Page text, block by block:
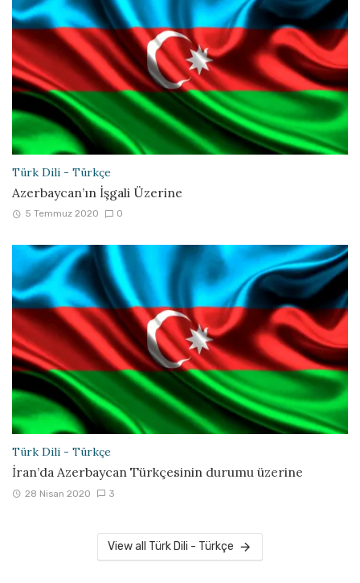
Türk Dili - Türkçe
Azerbaycan’ın İşgali Üzerine
5 Temmuz 2020 0
Türk Dili - Türkçe
İran’da Azerbaycan Türkçesinin durumu üzerine
28 Nisan 2020 3
View all Türk Dili - Türkçe